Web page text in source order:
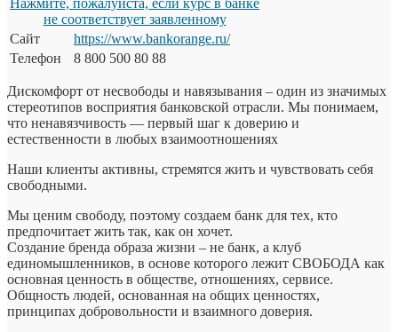
не соответствует заявленному
Сайт
https://www.bankorange.ru/
Телефон
8 800 500 80 88
Дискомфорт от несвободы и навязывания – один из значимых
стереотипов восприятия банковской отрасли. Мы понимаем,
что ненавязчивость — первый шаг к доверию и
естественности в любых взаимоотношениях
Наши клиенты активны, стремятся жить и чувствовать себя
свободными.
Мы ценим свободу, поэтому создаем банк для тех, кто
предпочитает жить так, как он хочет.
Создание бренда образа жизни – не банк, а клуб
единомышленников, в основе которого лежит СВОБОДА как
основная ценность в обществе, отношениях, сервисе.
Общность людей, основанная на общих ценностях,
принципах добровольности и взаимного доверия.